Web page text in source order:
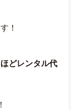
！
どレンタル代